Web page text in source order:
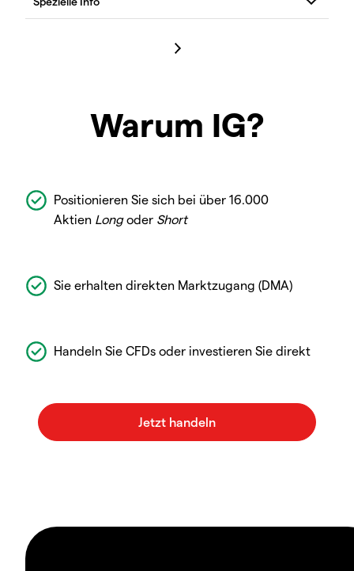
Warum IG?
Positionieren Sie sich bei über 16.000
Aktien Longoder Short
Sie erhalten direkten Marktzugang (DMA)
Handeln Sie CFDs oder investieren Sie direkt